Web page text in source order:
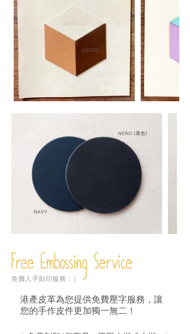
Free Embossing Service
免費人手刻印服務：）
港產皮革為您提供免費壓字服務，讓
您的手作皮件更加獨一無二！